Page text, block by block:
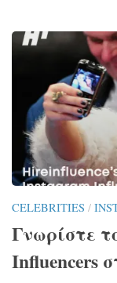
CELEBRITIES /
Γνωρίστε
Influencers